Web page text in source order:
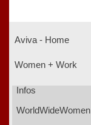
Aviva - Home
Women + Work
Infos
WorldWideWomen